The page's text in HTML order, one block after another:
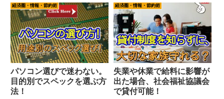
かし、実際に単身者が増えている
現在で、この問題は大きくなって
おります。単身者と聞くと、ど
の...
ました。転売などで生計を立てて
いる人も多く見えられます。必要
がないものをいつまでも持って
い...
経済圏・情報・節約術
パソコン選びで迷わない。
目的別でスペックを選ぶ方
法！
経済圏・情報・節約術
失業や休業で給料に影響が
出た場合、社会福祉協議会
で貸付可能！